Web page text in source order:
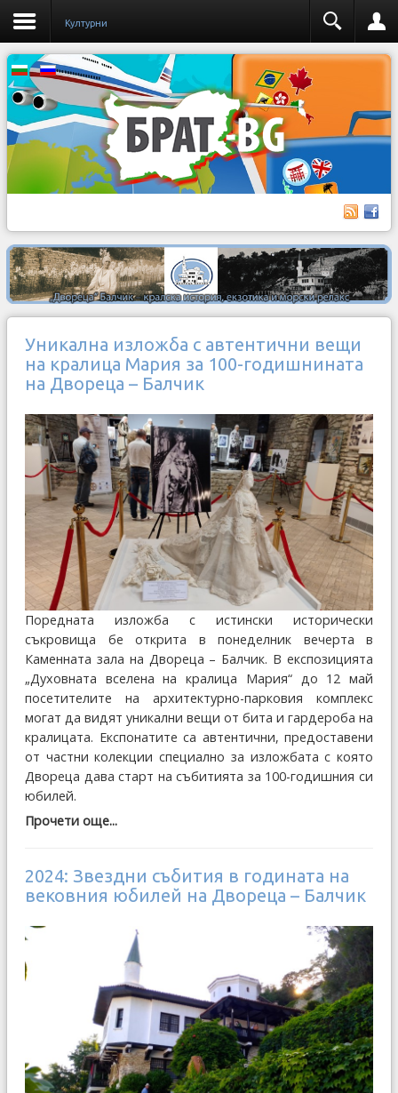
Културни
Уникална изложба с автентични вещи
на кралица Мария за 100-годишнината
на Двореца – Балчик
Поредната изложба с истински исторически
съкровища бе открита в понеделник вечерта в
Каменната зала на Двореца – Балчик. В експозицията
„Духовната вселена на кралица Мария“ до 12 май
посетителите на архитектурно-парковия комплекс
могат да видят уникални вещи от бита и гардероба на
кралицата. Експонатите са автентични, предоставени
от частни колекции специално за изложбата с която
Двореца дава старт на събитията за 100-годишния си
юбилей.
Прочети още...
2024: Звездни събития в годината на
вековния юбилей на Двореца – Балчик